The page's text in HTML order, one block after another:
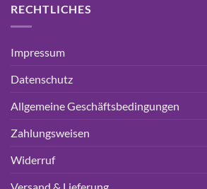
RECHTLICHES
Impressum
Datenschutz
Allgemeine Geschäftsbedingungen
Zahlungsweisen
Widerruf
Versand & Lieferung